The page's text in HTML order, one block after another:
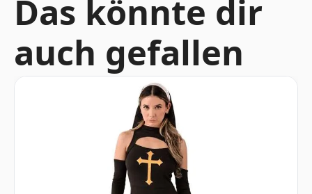
Das könnte dir
auch gefallen